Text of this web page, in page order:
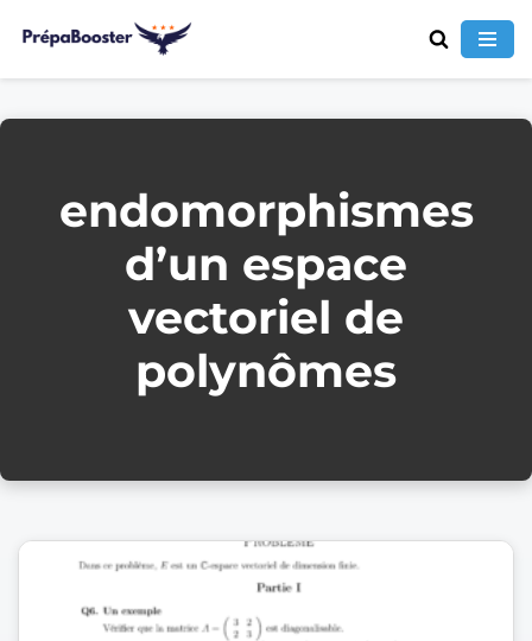
contenu
endomorphismes
d’un espace
vectoriel de
polynômes